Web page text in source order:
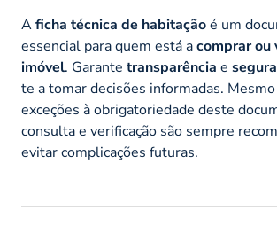
Aficha técnica de habitaçãoé um
essencial para quem está acomprar ou
imóvel. Garante transparência e
te a tomar decisões informadas.
exceções à obrigatoriedade deste
consulta e verificação são sempre
evitar complicações futuras.